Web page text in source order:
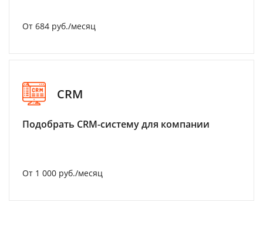
От 684 руб./месяц
CRM
Подобрать CRM-систему для компании
От 1 000 руб./месяц